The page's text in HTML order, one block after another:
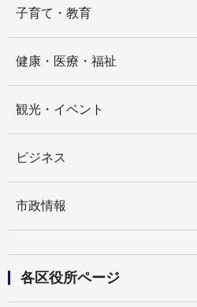
子育て・教育
健康・医療・福祉
観光・イベント
ビジネス
市政情報
各区役所ページ